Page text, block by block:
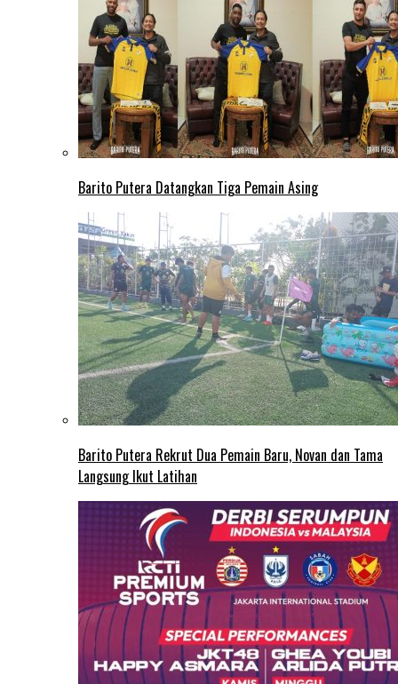
Barito Putera Datangkan Tiga Pemain Asing
Barito Putera Rekrut Dua Pemain Baru, Novan dan Tama
Langsung Ikut Latihan